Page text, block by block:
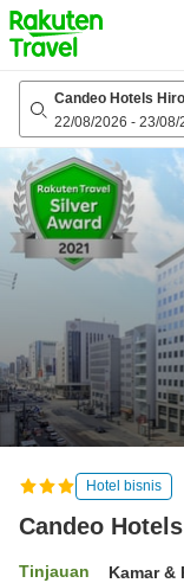
to
top
page
Candeo Hotels
22/08/2026 - 23/08/
Hotel bisnis
Candeo
Tinjauan Kamar &